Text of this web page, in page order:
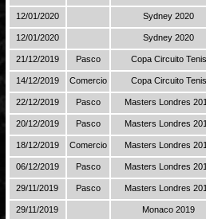
12/01/2020 Sydney 2020
12/01/2020 Sydney 2020
21/12/2019 Pasco Copa Circuito Tenis
14/12/2019 Comercio Copa Circuito Tenis
22/12/2019 Pasco Masters Londres
20/12/2019 Pasco Masters Londres
18/12/2019 Comercio Masters Londres
06/12/2019 Pasco Masters Londres
29/11/2019 Pasco Masters Londres
29/11/2019 Monaco 2019